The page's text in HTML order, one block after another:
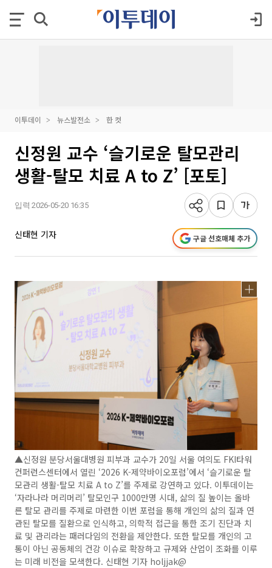
이투데이 뉴스발전소 한 컷
신정원 교수 ‘슬기로운 탈모관리
생활-탈모 치료 A to Z’ [포토]
입력 2026-05-20 16:35
신태현 기자 구글 선호매체 추가
▲신정원 분당서울대병원 피부과 교수가 20일 서울 여의도 FKI타워
컨퍼런스센터에서 열린 ‘2026 K-제약바이오포럼’에서 ‘슬기로운 탈
모관리 생활-탈모 치료 A to Z’를 주제로 강연하고 있다. 이투데이는
‘자라나라 머리머리’ 탈모인구 1000만명 시대, 삶의 질 높이는 올바
른 탈모 관리를 주제로 마련한 이번 포럼을 통해 개인의 삶의 질과 연
관된 탈모를 질환으로 인식하고, 의학적 접근을 통한 조기 진단과 치
료 및 관리라는 패러다임의 전환을 제안한다. 또한 탈모를 개인의 고
통이 아닌 공동체의 건강 이슈로 확장하고 규제와 산업이 조화를 이루
는 미래 비전을 모색한다. 신태현 기자 holjjak@